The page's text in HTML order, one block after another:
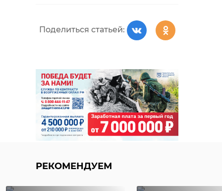
Поделиться статьей:
РЕКОМЕНДУЕМ